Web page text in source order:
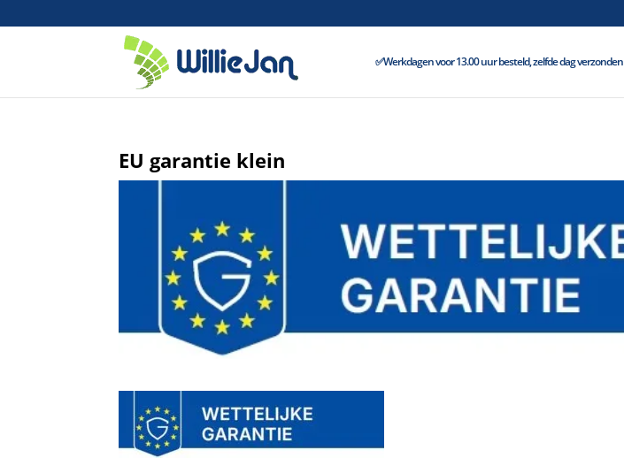
✅Werkdagen voor 13.00 uur besteld, zelfde dag verzonden
EU garantie klein